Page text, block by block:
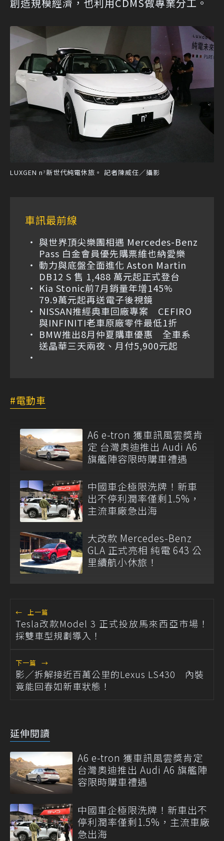
LUXGEN n⁷新世代純電休旅。 記者陳威任／攝影
車訊最前線
與世界頂尖樂團相遇 Mercedes-Benz
Pass 白金會員優先購票維也納愛樂
動力與底盤全面進化 Aston Martin
DB12 S 售 1,488 萬元起正式登台
Kia Stonic前7月銷量年增145%
79.9萬元起再送電子後視鏡
NISSAN推經典車回廠專案 CEFIRO
與INFINITI老車原廠零件最低1折
BMW推出8月仲夏購車優惠 全車系
送晶華三天兩夜、月付5,900元起
電動車
A6 e-tron 獲車訊風雲獎肯
定 台灣奧迪推出 Audi A6
旗艦陣容限時購車禮遇
中國車企極限洗牌！新車
出不停利潤率僅剩1.5%，
主流車廠急出海
大改款 Mercedes-Benz
GLA 正式亮相 純電 643 公
里續航小休旅！
← 上一篇
Tesla改款Model 3 正式投放馬來西亞市場！
採雙車型規劃導入！
下一篇 →
影／拆解接近百萬公里的Lexus LS430 內裝
竟能回春如新車狀態！
延伸閱讀
A6 e-tron 獲車訊風雲獎肯定
台灣奧迪推出 Audi A6 旗艦陣
容限時購車禮遇
中國車企極限洗牌！新車出不
停利潤率僅剩1.5%，主流車廠
急出海